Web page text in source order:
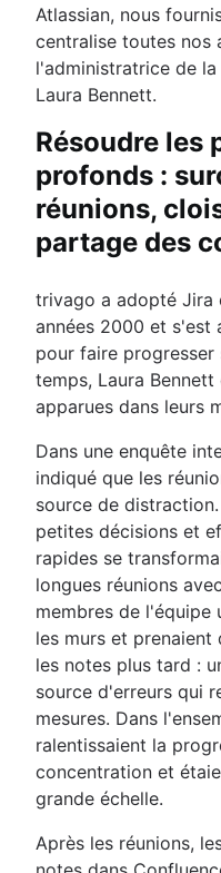
Atlassian, nous
centralise toutes nos
l'administratrice de
Laura Bennett.
Résoudre les
profonds :
réunions,
partage des
trivago a adopté Jira
années 2000 et s'est
pour faire
temps, Laura
apparues dans leurs
Dans une enquête
indiqué que les
source de
petites décisions et
rapides se
longues réunions
membres de
les murs et
les notes plus tard :
source d'erreurs qui
mesures. Dans
ralentissaient la
concentration et
grande échelle.
Après les réunions,